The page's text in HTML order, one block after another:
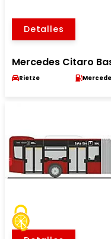
Detalles
Mercedes Citaro
Rietze